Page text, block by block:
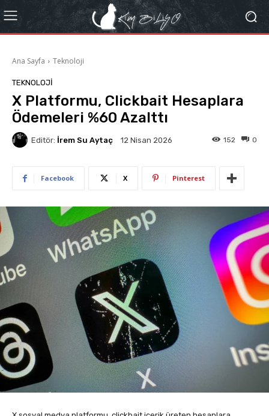
Ana Sayfa Teknoloji
TEKNOLOJI
X Platformu, Clickbait Hesaplara
Ödemeleri %60 Azalttı
Editör: İrem Su Aytaç 12 Nisan 2026 0
152
Facebook X Pinterest